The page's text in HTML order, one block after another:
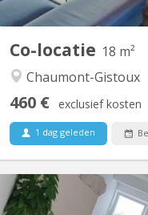
Co-locatie 18 m²
Chaumont-Gistoux
460 € exclusief kosten
1 dag geleden